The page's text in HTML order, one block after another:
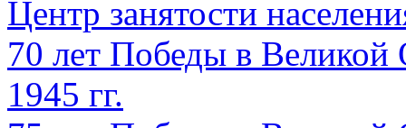
Центр занятости
70 лет Победы в Великой
1945 гг.